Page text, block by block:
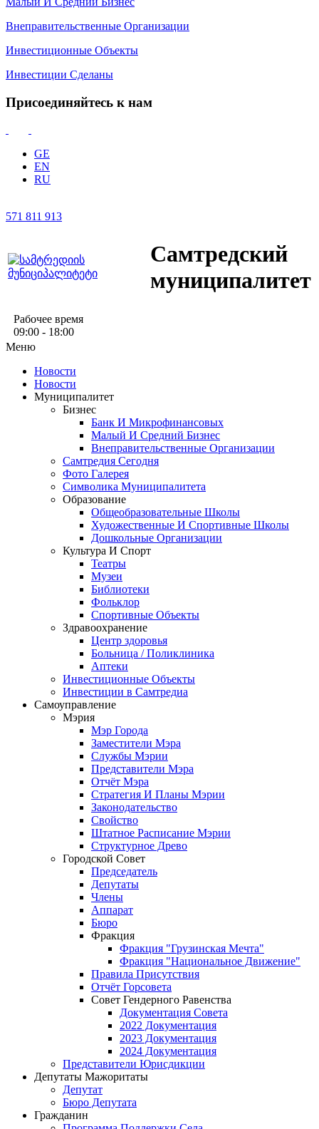
Внеправительственные Организации
Инвестиционные Объекты
Инвестиции Сделаны
Присоединяйтесь к нам
GE
EN
RU
571 811 913
Самтредский
муниципалитет
Рабочее время
09:00 - 18:00
Меню
Новости
Новости
Муниципалитет
Бизнес
Банк И Микрофинансовых
Малый И Средний Бизнес
Внеправительственные Организации
Самтредия Сегодня
Фото Галерея
Символика Муниципалитета
Образование
Общеобразовательные Школы
Художественные И Спортивные Школы
Дошкольные Организации
Культура И Спорт
Театры
Музеи
Библиотеки
Фольклор
Спортивные Объекты
Здравоохранение
Центр здоровья
Больница / Поликлиника
Аптеки
Инвестиционные Объекты
Инвестиции в Самтредиа
Самоуправление
Мэрия
Мэр Города
Заместители Мэра
Службы Мэрии
Представители Мэра
Отчёт Мэра
Стратегия И Планы Мэрии
Законодательство
Свойство
Штатное Расписание Мэрии
Структурное Древо
Городской Совет
Председатель
Депутаты
Члены
Аппарат
Бюро
Фракция
Фракция "Грузинская Мечта"
Фракция "Национальное Движение"
Правила Присутствия
Отчёт Горсовета
Совет Гендерного Равенства
Документация Совета
2022 Документация
2023 Документация
2024 Документация
Представители Юрисдикции
Депутаты Мажоритаты
Депутат
Бюро Депутата
Гражданин